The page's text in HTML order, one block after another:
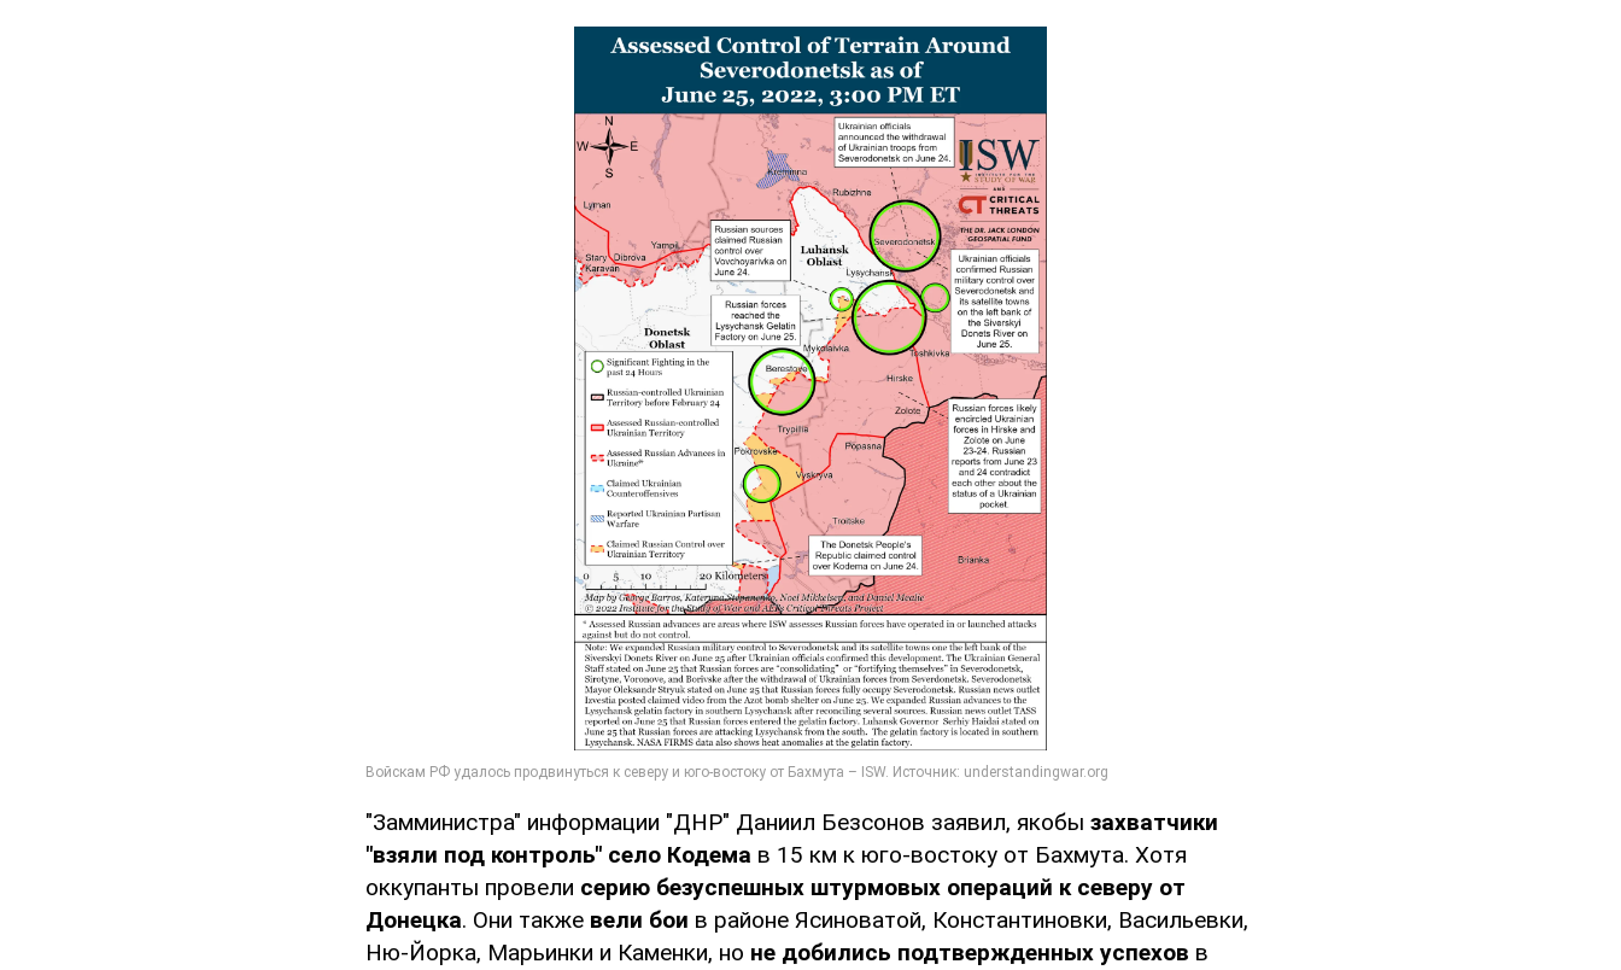
"Замминистра" информации "ДНР" Даниил Безсонов заявил, якобы захватчики
"взяли под контроль" село Кодема в 15 км к юго-востоку от Бахмута. Хотя
оккупанты провели серию безуспешных штурмовых операций к северу от
Донецка. Они также вели бои в районе Ясиноватой, Константиновки, Васильевки,
Ню-Йорка, Марьинки и Каменки, но не добились подтвержденных успехов в